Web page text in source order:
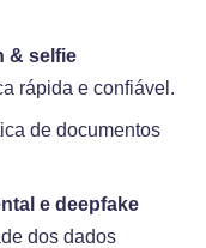
& selfie
rápida e confiável.
de documentos
e deepfake
dos dados